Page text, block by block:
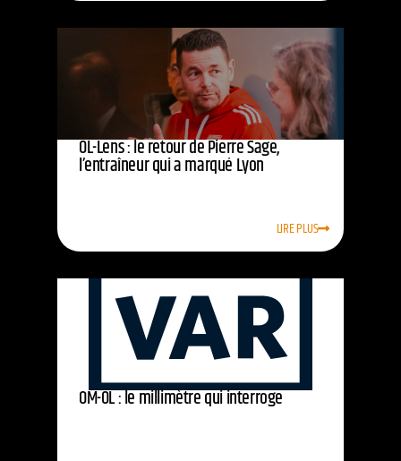
OL-Lens : le retour de Pierre Sage,
l’entraîneur qui a marqué Lyon
LIRE PLUS
OM-OL : le millimètre qui interroge